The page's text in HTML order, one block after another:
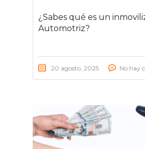
¿Sabes qué es un
Automotriz?
20 agosto, 2025 No hay